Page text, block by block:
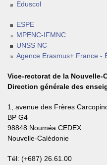
Eduscol
ESPE
MPENC-IFMNC
UNSS NC
Agence Erasmus+ France -
Vice-rectorat de la Nouvelle-
Direction générale des
1, avenue des Frères
BP G4
98848 Nouméa CEDEX
Nouvelle-Calédonie
Tél: (+687) 26.61.00